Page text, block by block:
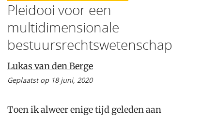
Pleidooi voor een
multidimensionale
bestuursrechtswetenschap
Lukas van den Berge
Geplaatst op 18 juni, 2020
Toen ik alweer enige tijd geleden aan